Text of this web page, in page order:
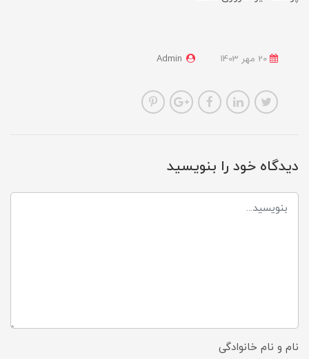
Admin
دیدگاه خود را بنویسید
نام و نام خانوادگی